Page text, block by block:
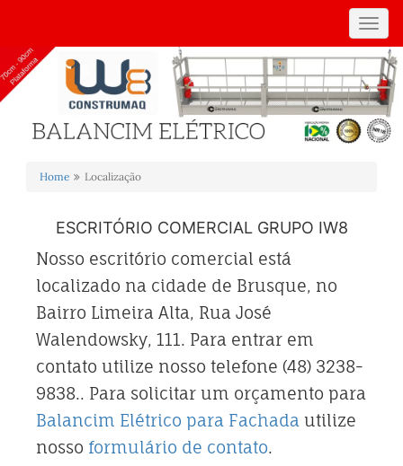
Home Localização
ESCRITÓRIO COMERCIAL GRUPO IW8
Nosso escritório comercial está
localizado na cidade de Brusque, no
Bairro Limeira Alta, Rua José
Walendowsky, 111. Para entrar em
contato utilize nosso telefone (48) 3238-
9838.. Para solicitar um orçamento para
Balancim Elétrico para Fachada utilize
nosso formulário de contato.